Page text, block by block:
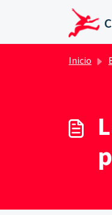
Ir al
Inicio